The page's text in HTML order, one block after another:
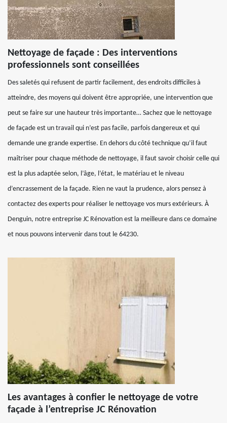
Nettoyage de façade : Des interventions
professionnels sont conseillées
Des saletés qui refusent de partir facilement, des endroits difficiles à
atteindre, des moyens qui doivent être appropriée, une intervention que
peut se faire sur une hauteur très importante… Sachez que le nettoyage
de façade est un travail qui n’est pas facile, parfois dangereux et qui
demande une grande expertise. En dehors du côté technique qu’il faut
maîtriser pour chaque méthode de nettoyage, il faut savoir choisir celle qui
est la plus adaptée selon, l’âge, l’état, le matériau et le niveau
d’encrassement de la façade. Rien ne vaut la prudence, alors pensez à
contactez des experts pour réaliser le nettoyage vos murs extérieurs. À
Denguin, notre entreprise JC Rénovation est la meilleure dans ce domaine
et nous pouvons intervenir dans tout le 64230.
Les avantages à confier le nettoyage de votre
façade à l’entreprise JC Rénovation